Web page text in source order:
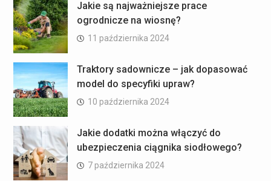
Jakie są najważniejsze prace
ogrodnicze na wiosnę?
11 października 2024
Traktory sadownicze – jak dopasować
model do specyfiki upraw?
10 października 2024
Jakie dodatki można włączyć do
ubezpieczenia ciągnika siodłowego?
7 października 2024